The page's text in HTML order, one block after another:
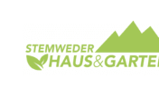
springen